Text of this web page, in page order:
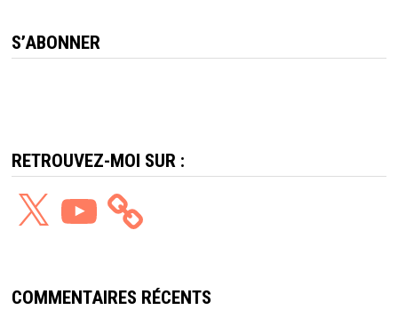
S’ABONNER
RETROUVEZ-MOI SUR :
YouTube
COMMENTAIRES RÉCENTS